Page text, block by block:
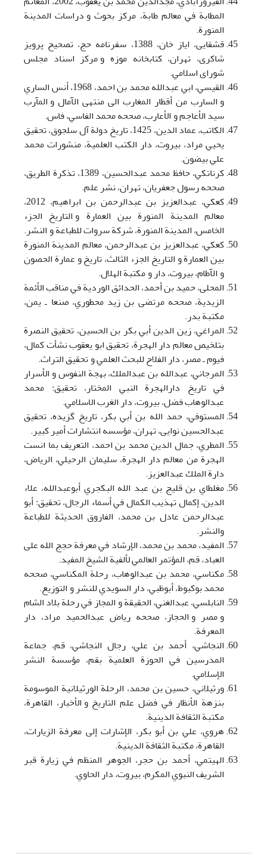
المطابة في معالم طابة، مرکز بحوث و دراسات المدينة
المنورة.
قشقايی، اياز خان، 1388، سفرنامه حج، تصحيح پرويز
شاکری، تهران، کتابخانه موزه و مرکز اسناد مجلس
شورای اسلامي.
القيسي، ابي عبدالله محمد بن احمد، 1968، أنس الساري
و السارب من أقطار المغارب الی منتهی الآمال و المآرب
سيد الأعاجم و الأعارب، صححه محمد الفاسي، فاس.
الکاتب، عماد الدين، 1425، تاريخ دولة آل سلجوق، تحقيق
يحيي مراد، بيروت، دار الکتب العلمية، منشورات محمد
علي بيضون.
کرناتکي، حافظ محمد عبدالحسين، 1389، تذکرة الطريق،
صححه رسول جعفريان، تهران، نشر علم.
کعکي، عبدالعزيز بن عبدالرحمن بن ابراهيم، 2012،
معالم المدينة المنورة بين العمارة و التاريخ الجزء
الخامس، المدينة المنورة، شرکة سروات للطباعة و النشر.
کعکي، عبدالعزيز بن عبدالرحمن، معالم المدينة المنورة
بين العمارة و التاريخ الجزء الثالث، تاريخ و عمارة الحصون
و الآطام، بيروت، دار و مکتبة الهلال.
المحلی، حميد بن أحمد، الحدائق الوردية في مناقب الأئمة
الزيدية، صححه مرتضی بن زيد محطوري، صنعا ـ يمن،
مکتبة بدر.
المراغي، زين الدين أبي بکر بن الحسين، تحقيق النصرة
بتلخيص معالم دار الهجرة، تحقيق ابو يعقوب نشأت کمال،
فيوم ـ مصر، دار الفلاح للبحث العلمي و تحقيق التراث.
المرجاني، عبدالله بن عبدالملك، بهجة النفوس و الأسرار
في تاريخ دارالهجرة النبي المختار، تحقيق: محمد
عبدالوهاب فضل، بيروت، دار الغرب الاسلامي.
المستوفي، حمد الله بن أبي بکر، تاريخ گزيده، تحقيق
عبدالحسين نوايی، تهران، مؤسسه انتشارات أمير کبير.
المطري، جمال الدين محمد بن احمد، التعريف بما انست
الهجرة من معالم دار الهجرة، سليمان الرحيلي، الریاض،
دارة الملك عبدالعزيز.
مغلطاي بن قليج بن عبد الله البكجري أبوعبدالله، علاء
الدين، إكمال تهذيب الكمال في أسماء الرجال، تحقيق: أبو
عبدالرحمن عادل بن محمد، الفاروق الحديثة للطباعة
والنشر.
المفيد، محمد بن محمد، الإرشاد في معرفة حجج الله علی
العباد، قم، المؤتمر العالمي لألفية الشيخ المفيد.
مکناسي، محمد بن عبدالوهاب، رحلة المکناسي، صححه
محمد بوکبوط، أبوظبي، دار السويدي للنشر و التوزيع.
النابلسي، عبدالغني، الحقيقة و المجاز في رحلة بلاد الشام
و مصر و الحجاز، صححه رياض عبدالحميد مراد، دار
المعرفة.
النجاشي، أحمد بن علي، رجال النجاشي، قم، جماعة
المدرسين في الحوزة العلمية بقم، مؤسسة النشر
الإسلامي.
ورثيلاني، حسين بن محمد، الرحلة الورثيلانية الموسومة
بنزهة الأنظار في فضل علم التاريخ و الأخبار، القاهرة،
مکتبة الثقافة الدينية.
هروي، علي بن أبو بکر، الإشارات إلی معرفة الزيارات،
القاهرة، مکتبة الثقافة الدينية.
الهيتمي، أحمد بن حجر، الجوهر المنظم في زيارة قبر
الشريف النبوي المکرم، بيروت، دار الحاوي.